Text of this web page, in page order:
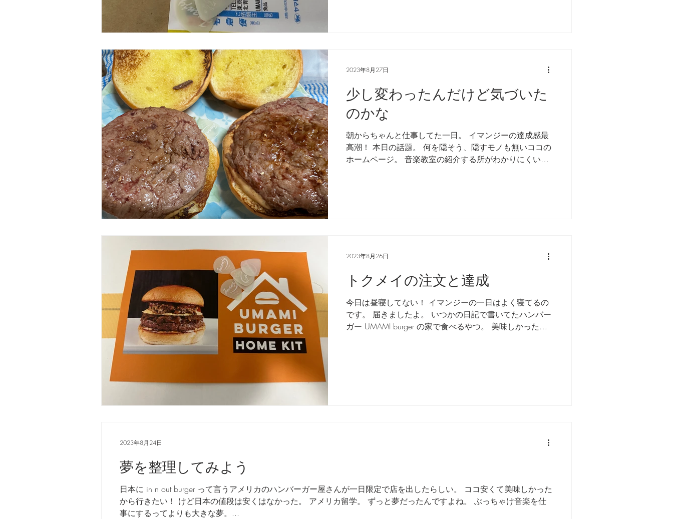
少し変わったんだけど気づいた
のかな
朝からちゃんと仕事してた一日。 イマンジーの達成感最
高潮！ 本日の話題。 何を隠そう、隠すモノも無いココの
ホームページ。 音楽教室の紹介する所がわかりにくいと
2023年8月27日
トクメイの注文と達成
今日は昼寝してない！ イマンジーの一日はよく寝てるの
です。 届きましたよ。 いつかの日記で書いてたハンバー
ガー UMAMI burger の家で食べるやつ。 美味しかった思
2023年8月26日
夢を整理してみよう
日本に in n out burger って言うアメリカのハンバーガー屋さんが一日限定で店を出したらしい。 ココ安くて美味しかった
から行きたい！ けど日本の値段は安くはなかった。 アメリカ留学。 ずっと夢だったんですよね。 ぶっちゃけ音楽を仕
事にするってよりも大きな夢。...
2023年8月24日